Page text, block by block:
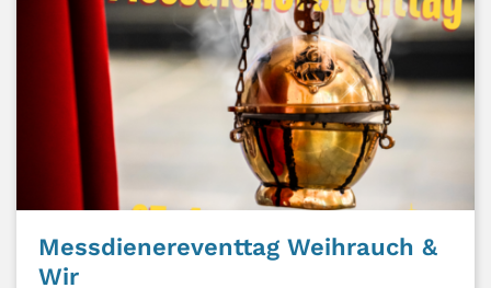
Messdienereventtag Weihrauch &
Wir